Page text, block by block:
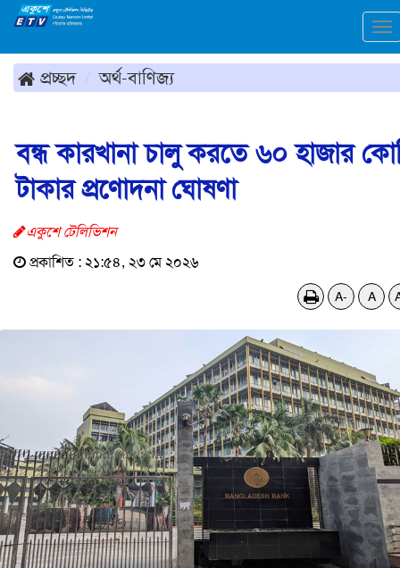
প্রচ্ছদ অর্থ-বাণিজ্য
বন্ধ কারখানা চালু করতে ৬০ হাজার
টাকার প্রণোদনা ঘোষণা
একুশে টেলিভিশন
প্রকাশিত : ২১:৫৪, ২৩ মে ২০২৬
A- A